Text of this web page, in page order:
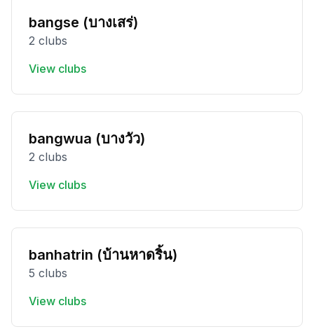
bangse (บางเสร่)
2 clubs
View clubs
bangwua (บางวัว)
2 clubs
View clubs
banhatrin (บ้านหาดริ้น)
5 clubs
View clubs